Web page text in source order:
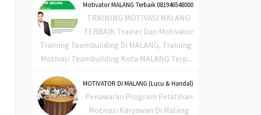
Motivator MALANG Terbaik 081946548000
TRAINING MOTIVASI MALANG
TERBAIK Trainer Dan Motivator
Training Teambuilding Di MALANG, Training
Motivasi Teambuilding Kota MALANG Terp...
MOTIVATOR DI MALANG (Lucu & Handal)
Penawaran Program Pelatihan
Motivasi Karyawan Di Malang